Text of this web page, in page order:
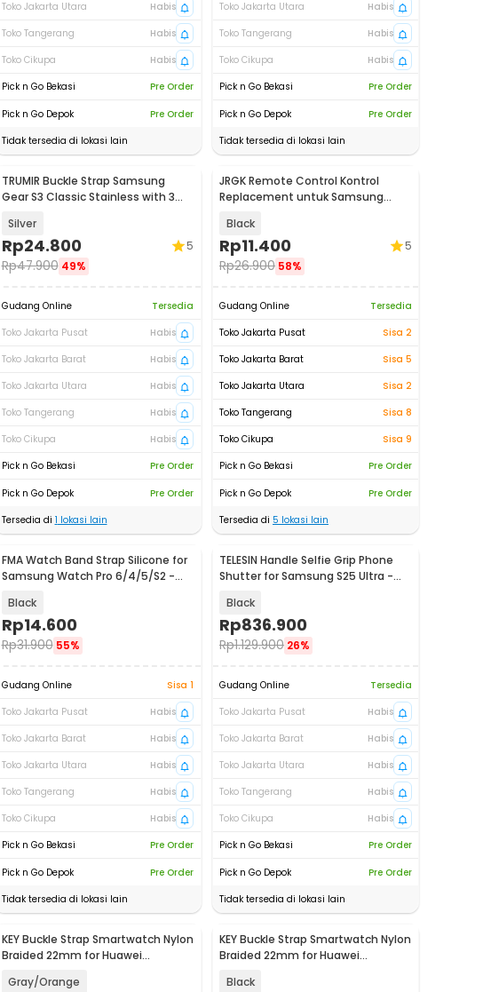
Toko Jakarta Utara
Habis
Toko Tangerang
Habis
Toko Cikupa
Habis
Pick n Go Bekasi
Pre Order
Pick n Go Depok
Pre Order
Tidak tersedia di lokasi lain
Toko Jakarta Utara
Habis
Toko Tangerang
Habis
Toko Cikupa
Habis
Pick n Go Bekasi
Pre Order
Pick n Go Depok
Pre Order
Tidak tersedia di lokasi lain
TRUMIR Buckle Strap Samsung
Gear S3 Classic Stainless with 3
Silver
Rp24.800
Rp47.900 49%
5
Gudang Online
Tersedia
Toko Jakarta Pusat
Habis
Toko Jakarta Barat
Habis
Toko Jakarta Utara
Habis
Toko Tangerang
Habis
Toko Cikupa
Habis
Pick n Go Bekasi
Pre Order
Pick n Go Depok
Pre Order
Tersedia di 1 lokasi lain
JRGK Remote Control Kontrol
Replacement untuk Samsung
Black
Rp11.400
Rp26.900 58%
5
Gudang Online
Tersedia
Toko Jakarta Pusat
Sisa 2
Toko Jakarta Barat
Sisa 5
Toko Jakarta Utara
Sisa 2
Toko Tangerang
Sisa 8
Toko Cikupa
Sisa 9
Pick n Go Bekasi
Pre Order
Pick n Go Depok
Pre Order
Tersedia di 5 lokasi lain
FMA Watch Band Strap Silicone for
Samsung Watch Pro 6/4/5/S2 -
Black
Rp14.600
Rp31.900 55%
Gudang Online
Sisa 1
Toko Jakarta Pusat
Habis
Toko Jakarta Barat
Habis
Toko Jakarta Utara
Habis
Toko Tangerang
Habis
Toko Cikupa
Habis
Pick n Go Bekasi
Pre Order
Pick n Go Depok
Pre Order
Tidak tersedia di lokasi lain
TELESIN Handle Selfie Grip Phone
Shutter for Samsung S25 Ultra -
Black
Rp836.900
Rp1.129.900 26%
Gudang Online
Tersedia
Toko Jakarta Pusat
Habis
Toko Jakarta Barat
Habis
Toko Jakarta Utara
Habis
Toko Tangerang
Habis
Toko Cikupa
Habis
Pick n Go Bekasi
Pre Order
Pick n Go Depok
Pre Order
Tidak tersedia di lokasi lain
KEY Buckle Strap Smartwatch Nylon
Braided 22mm for Huawei
Gray/Orange
KEY Buckle Strap Smartwatch Nylon
Braided 22mm for Huawei
Black